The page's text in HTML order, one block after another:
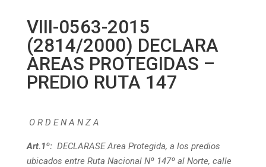
VIII-0563-2015
(2814/2000) DECLARA
AREAS PROTEGIDAS –
PREDIO RUTA 147
O R D E N A N Z A
Art.1º: DECLARASE Area Protegida, a los predios
ubicados entre Ruta Nacional Nº 147º al Norte, calle